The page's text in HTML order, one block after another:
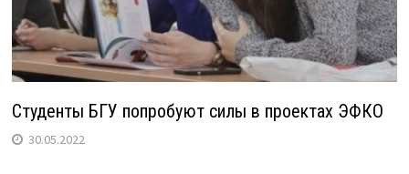
Студенты БГУ попробуют силы в проектах ЭФКО
30.05.2022